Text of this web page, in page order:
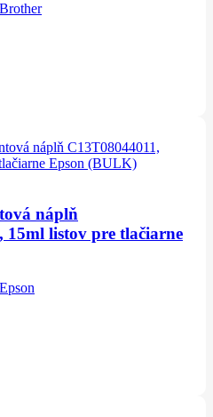
Brother
náplň
15ml listov pre tlačiarne
Epson